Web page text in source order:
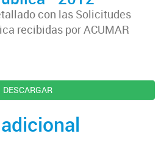
con las Solicitudes
recibidas por ACUMAR
DESCARGAR